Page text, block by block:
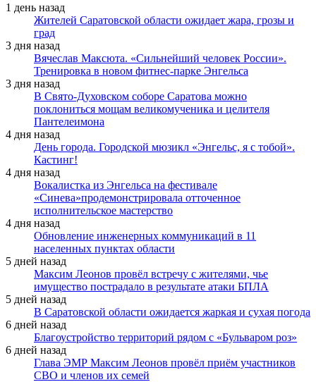
1 день назад
Жителей Саратовской области ожидает жара, грозы и
град
3 дня назад
Вячеслав Максюта. «Сильнейший человек России».
Тренировка в новом фитнес-парке Энгельса
3 дня назад
В Свято-Духовском соборе Саратова можно
поклониться мощам великомученика и целителя
Пантелеимона
4 дня назад
День города. Городской мюзикл «Энгельс, я с тобой».
Кастинг!
4 дня назад
Вокалистка из Энгельса на фестивале
«Синева»продемонстрировала отточенное
исполнительское мастерство
4 дня назад
Обновление инженерных коммуникаций в 11
населенных пунктах области
5 дней назад
Максим Леонов провёл встречу с жителями, чье
имущество пострадало в результате атаки БПЛА
5 дней назад
В Саратовской области ожидается жаркая и сухая погода
6 дней назад
Благоустройство территорий рядом с «Бульваром роз»
6 дней назад
Глава ЭМР Максим Леонов провёл приём участников
СВО и членов их семей